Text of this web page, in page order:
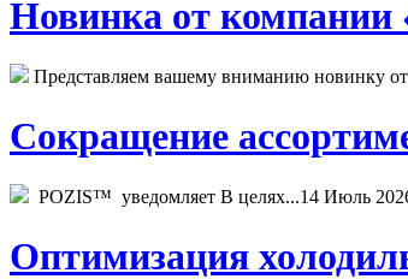
Новинка от
Представляем вашему вниманию новинку
Сокращение
POZIS™ уведомляет В целях...14 Июль
Оптимизация